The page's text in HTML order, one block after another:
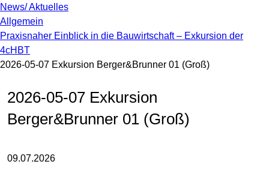
News/ Aktuelles
Allgemein
Praxisnaher Einblick in die Bauwirtschaft – Exkursion der
4cHBT
2026-05-07 Exkursion Berger&Brunner 01 (Groß)
2026-05-07 Exkursion
Berger&Brunner 01 (Groß)
09.07.2026